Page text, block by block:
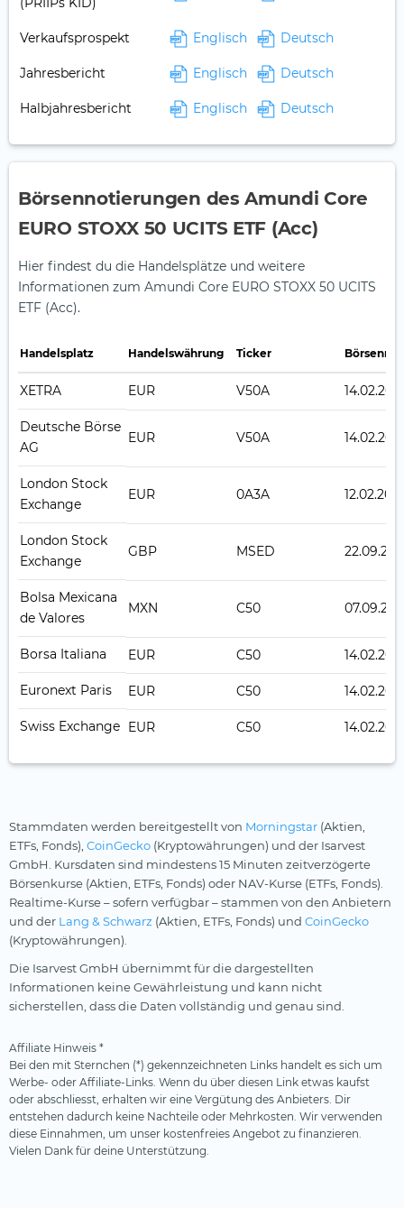
Verkaufsprospekt Englisch Deutsch
Jahresbericht Englisch Deutsch
Halbjahresbericht Englisch Deutsch
Börsennotierungen des Amundi Core
EURO STOXX 50 UCITS ETF (Acc)
Hier findest du die Handelsplätze und weitere
Informationen zum Amundi Core EURO STOXX 50 UCITS
ETF (Acc).
Handelsplatz Handelswährung Ticker
XETRA EUR V50A
Deutsche Börse
AG
EUR V50A
London Stock
Exchange
EUR 0A3A
London Stock
Exchange
GBP MSED
Bolsa Mexicana
de Valores
MXN C50
Borsa Italiana EUR C50
Euronext Paris EUR C50
Swiss Exchange EUR C50
Stammdaten werden bereitgestellt von Morningstar (Aktien,
ETFs, Fonds), CoinGecko (Kryptowährungen) und der Isarvest
GmbH. Kursdaten sind mindestens 15 Minuten zeitverzögerte
Börsenkurse (Aktien, ETFs, Fonds) oder NAV-Kurse (ETFs, Fonds).
Realtime-Kurse – sofern verfügbar – stammen von den Anbietern
und der Lang & Schwarz (Aktien, ETFs, Fonds) und CoinGecko
(Kryptowährungen).
Die Isarvest GmbH übernimmt für die dargestellten
Informationen keine Gewährleistung und kann nicht
sicherstellen, dass die Daten vollständig und genau sind.
Affiliate Hinweis *
Bei den mit Sternchen (*) gekennzeichneten Links handelt es sich um
Werbe- oder Affiliate-Links. Wenn du über diesen Link etwas kaufst
oder abschliesst, erhalten wir eine Vergütung des Anbieters. Dir
entstehen dadurch keine Nachteile oder Mehrkosten. Wir verwenden
diese Einnahmen, um unser kostenfreies Angebot zu finanzieren.
Vielen Dank für deine Unterstützung.